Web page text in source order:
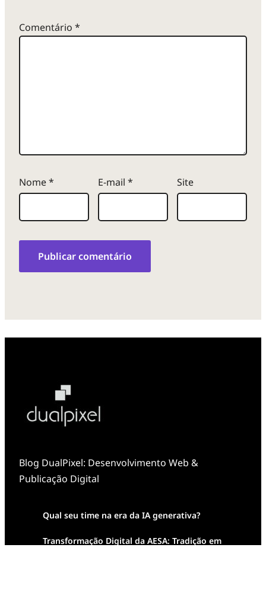
Comentário *
Nome* E-mail * Site
Blog DualPixel: Desenvolvimento Web &
Publicação Digital
Qual seu time na era da IA generativa?
Transformação Digital da AESA: Tradição em